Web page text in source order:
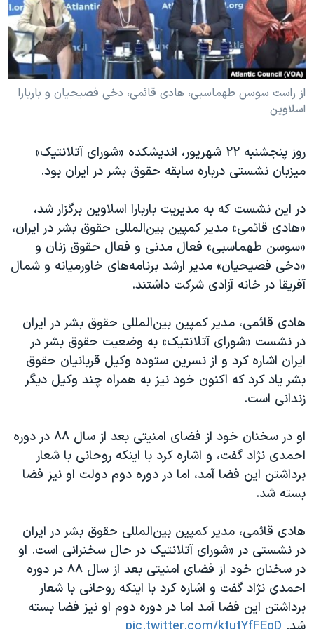
فرهنگ و زندگی
حقوق شهروندی
اقتصادی
علم و فناوری
اسرائیل در جنگ
آرشیو پخش زنده
مستندها
انتخابات ریاست جمهوری آمریکا ۲۰۲۴
حمله جمهوری اسلامی به اسرائیل
رمز مهسا
ورزش زنان در ایران
مجموعه مستندهای دادخواهی
دادگاه حمید نوری
چهل سال گروگان‌گیری
قانون شفافیت دارائی کادر رهبری ایران
اعتراضات مردمی آبان ۹۸
اسرائیل در جنگ
نرگس محمدی برنده جایزه نوبل صلح
همایش محافظه‌کاران آمریکا «سی‌پک»
صفحه‌های ویژه
دنبال کنید
زبانهای مختلف
از راست سوسن طهماسبی، هادی قائمی، دخی فصیحیان و باربارا
اسلاوین
روز پنجشنبه ۲۲ شهریور، اندیشکده «شورای آتلانتیک»
میزبان نشستی درباره سابقه حقوق بشر در ایران بود.
در این نشست که به مدیریت باربارا اسلاوین برگزار شد،
«هادی قائمی» مدیر کمپین بین‌المللی حقوق بشر در ایران،
«سوسن طهماسبی» فعال مدنی و فعال حقوق زنان و
«دخی فصیحیان» مدیر ارشد برنامه‌های خاورمیانه و شمال
آفریقا در خانه آزادی شرکت داشتند.
هادی قائمی، مدیر کمپین بین‌المللی حقوق بشر در ایران
در نشست «شورای آتلانتیک» به وضعیت حقوق بشر در
ایران اشاره کرد و از نسرین ستوده وکیل قربانیان حقوق
بشر یاد کرد که اکنون خود نیز به همراه چند وکیل دیگر
زندانی است.
او در سخنان خود از فضای امنیتی بعد از سال ۸۸ در دوره
احمدی نژاد گفت، و اشاره کرد با اینکه روحانی با شعار
برداشتن این فضا آمد، اما در دوره دوم دولت او نیز فضا
بسته شد.
هادی قائمی، مدیر کمپین بین‌المللی حقوق بشر در ایران
در نشستی در «شورای آتلانتیک در حال سخنرانی است. او
در سخنان خود از فضای امنیتی بعد از سال ۸۸ در دوره
احمدی نژاد گفت و اشاره کرد با اینکه روحانی با شعار
برداشتن این فضا آمد اما در دوره دوم او نیز فضا بسته